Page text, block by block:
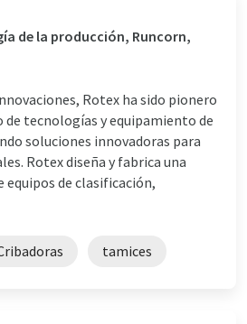
de la producción, Runcorn,
Rotex ha sido pionero
de tecnologías y equipamiento de
soluciones innovadoras para
Rotex diseña y fabrica una
de clasificación,
tamices